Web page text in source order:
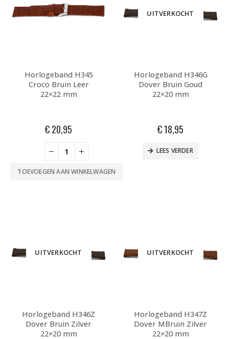
Horlogeband H345
Croco Bruin Leer
22×22 mm
€20,95
TOEVOEGEN AAN WINKELWAGEN
UITVERKOCHT
Horlogeband H346G
Dover Bruin Goud
22×20 mm
€18,95
LEES VERDER
UITVERKOCHT
Horlogeband H346Z
Dover Bruin Zilver
22×20 mm
UITVERKOCHT
Horlogeband H347Z
Dover MBruin Zilver
22×20 mm